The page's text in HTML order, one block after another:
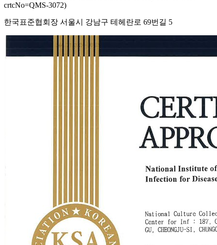
crtcNo=QMS-3072)
한국표준협회장 서울시 강남구 테헤란로 69번길 5